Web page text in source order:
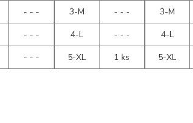
- - -
- - -
- - -
3-M
- - -
4-L
- - -
5-XL
1 ks
3-M
4-L
5-XL